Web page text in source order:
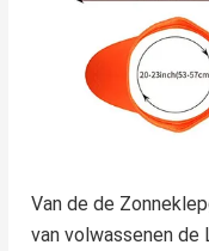
Van de de
van volwassenen de